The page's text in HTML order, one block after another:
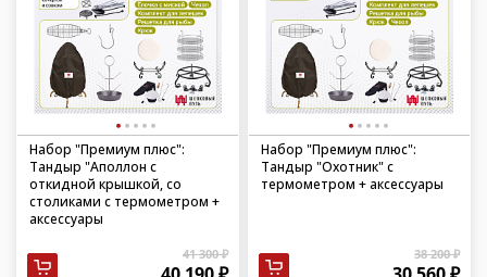
Набор "Премиум плюс":
Тандыр "Аполлон с
откидной крышкой, со
столиками с термометром +
аксессуары
41 300 ₽
Набор "Премиум плюс":
Тандыр "Охотник" с
термометром + аксессуары
38 200 ₽